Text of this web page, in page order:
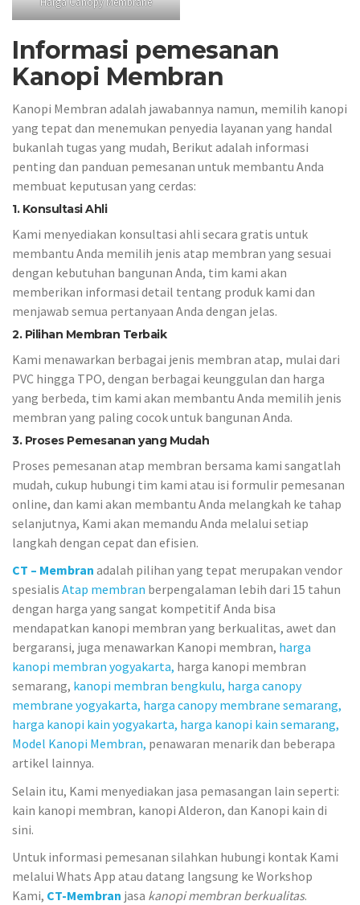
Informasi pemesanan
Kanopi Membran
Kanopi Membran adalah jawabannya namun, memilih kanopi
yang tepat dan menemukan penyedia layanan yang handal
bukanlah tugas yang mudah, Berikut adalah informasi
penting dan panduan pemesanan untuk membantu Anda
membuat keputusan yang cerdas:
1. Konsultasi Ahli
Kami menyediakan konsultasi ahli secara gratis untuk
membantu Anda memilih jenis atap membran yang sesuai
dengan kebutuhan bangunan Anda, tim kami akan
memberikan informasi detail tentang produk kami dan
menjawab semua pertanyaan Anda dengan jelas.
2. Pilihan Membran Terbaik
Kami menawarkan berbagai jenis membran atap, mulai dari
PVC hingga TPO, dengan berbagai keunggulan dan harga
yang berbeda, tim kami akan membantu Anda memilih jenis
membran yang paling cocok untuk bangunan Anda.
3. Proses Pemesanan yang Mudah
Proses pemesanan atap membran bersama kami sangatlah
mudah, cukup hubungi tim kami atau isi formulir pemesanan
online, dan kami akan membantu Anda melangkah ke tahap
selanjutnya, Kami akan memandu Anda melalui setiap
langkah dengan cepat dan efisien.
CT – Membran adalah pilihan yang tepat merupakan vendor
spesialis Atap membran berpengalaman lebih dari 15 tahun
dengan harga yang sangat kompetitif Anda bisa
mendapatkan kanopi membran yang berkualitas, awet dan
bergaransi, juga menawarkan Kanopi membran, harga
kanopi membran yogyakarta, harga kanopi membran
semarang, kanopi membran bengkulu, harga canopy
membrane yogyakarta, harga canopy membrane semarang,
harga kanopi kain yogyakarta, harga kanopi kain semarang,
Model Kanopi Membran, penawaran menarik dan beberapa
artikel lainnya.
Selain itu, Kami menyediakan jasa pemasangan lain seperti:
kain kanopi membran, kanopi Alderon, dan Kanopi kain di
sini.
Untuk informasi pemesanan silahkan hubungi kontak Kami
melalui Whats App atau datang langsung ke Workshop
Kami, CT-Membran jasa kanopi membran berkualitas.